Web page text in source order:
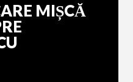
MIȘCĂ